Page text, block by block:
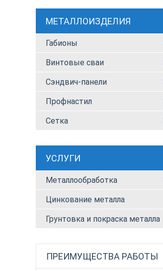
МЕТАЛЛОИЗДЕЛИЯ
Габионы
Винтовые сваи
Сэндвич-панели
Профнастил
Сетка
УСЛУГИ
Металлообработка
Цинкование металла
Грунтовка и покраска металла
ПРЕИМУЩЕСТВА РАБОТЫ